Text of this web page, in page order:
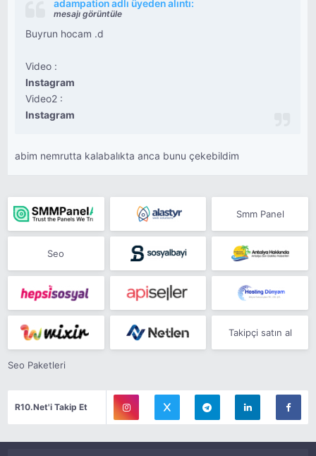
adampation adlı üyeden alıntı:
mesajı görüntüle
Buyrun hocam .d
Video :
Instagram
Video2 :
Instagram
abim nemrutta kalabalıkta anca bunu çekebildim
Smm Panel
Seo
Takipçi satın al
Seo Paketleri
R10.Net'i Takip Et